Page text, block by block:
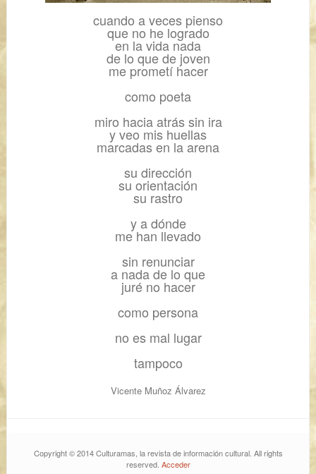
cuando a veces pienso
que no he logrado
en la vida nada
de lo que de joven
me prometí hacer
como poeta
miro hacia atrás sin ira
y veo mis huellas
marcadas en la arena
su dirección
su orientación
su rastro
y a dónde
me han llevado
sin renunciar
a nada de lo que
juré no hacer
como persona
no es mal lugar
tampoco
Vicente Muñoz Álvarez
Copyright © 2014 Culturamas, la revista de información cultural. All rights
reserved. Acceder